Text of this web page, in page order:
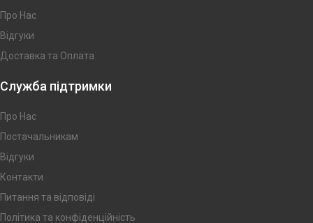
Про Нас
Відгуки
Доставка та Оплата
Служба підтримки
Про Нас
Постачальникам
Відгуки
Контакти
Питання та відповіді
Політика та конфіденційність